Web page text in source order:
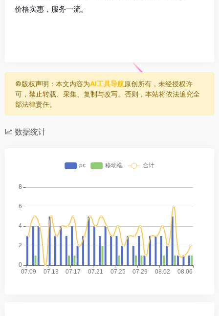
价格实惠，服务一流。
©️版权声明：本文内容为AI工具导航原创所有，未经授权许
可，禁止转载、采集、复制与改写。否则，本站将依法追究全
部法律责任。
数据统计